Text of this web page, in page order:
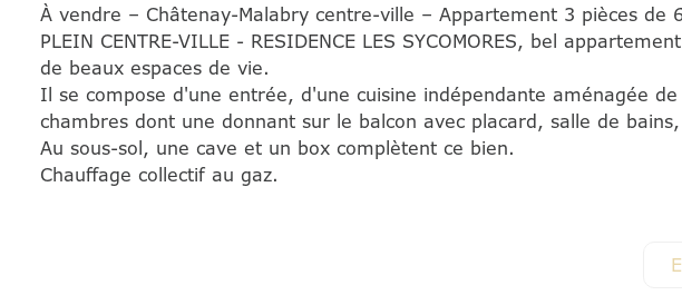
À vendre – Châtenay-Malabry centre-ville – Appartement 3 pièces de
PLEIN CENTRE-VILLE - RESIDENCE LES SYCOMORES, bel
de beaux espaces de vie.
Il se compose d'une entrée, d'une cuisine indépendante aménagée
chambres dont une donnant sur le balcon avec placard, salle de
Au sous-sol, une cave et un box complètent ce bien.
Chauffage collectif au gaz.
Copropriété de 137 lots - charges courantes 367 € / mois - Prix :
DPE : D. Montant estimé des dépenses annuelles d'énergie pour un